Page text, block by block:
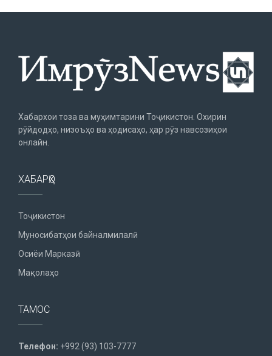
Хабархои тоза ва муҳимтарини Тоҷикистон. Охирин
рӯйдодҳо, низоъҳо ва ҳодисаҳо, ҳар рӯз навсозиҳои
онлайн.
ХАБАРҲО
Тоҷикистон
Муносибатҳои байналмилалӣ
Осиёи Марказӣ
Мақолаҳо
ТАМОС
Телефон: +992 (93) 103-7777